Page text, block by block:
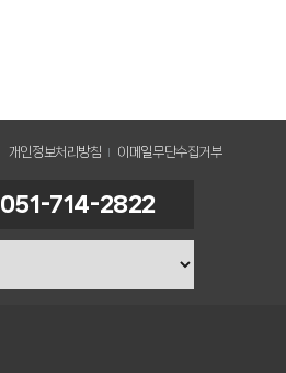
개인정보처리방침 이메일무단수집거부
051-714-2822